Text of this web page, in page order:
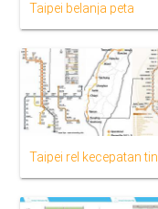
Taipei belanja peta